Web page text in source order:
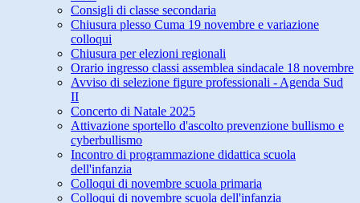
Consigli di classe secondaria
Chiusura plesso Cuma 19 novembre e variazione
colloqui
Chiusura per elezioni regionali
Orario ingresso classi assemblea sindacale 18 novembre
Avviso di selezione figure professionali - Agenda Sud
II
Concerto di Natale 2025
Attivazione sportello d'ascolto prevenzione bullismo e
cyberbullismo
Incontro di programmazione didattica scuola
dell'infanzia
Colloqui di novembre scuola primaria
Colloqui di novembre scuola dell'infanzia